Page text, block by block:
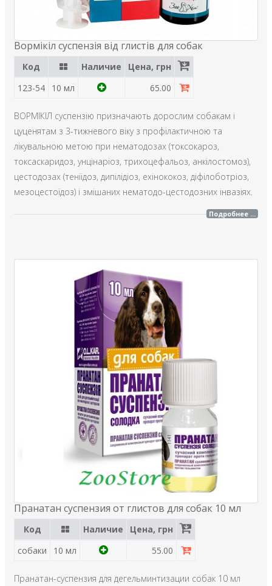
Вормікіл суспензія від глистів для собак
Код Наличие
Цена, грн
123-54
10 мл 65.00
ВОРМІКІЛ суспензію призначають дорослим собакам і
цуценятам з 3-тижневого віку з профілактичною та
лікувальною метою при нематодозах (токсокароз,
токсаскаридоз, унцінаріоз, трихоцефальоз, анкілостомоз),
цестодозах (теніїдоз, дипілідіоз, ехінококоз, діфілоботріоз,
мезоцестоїдоз) і змішаних нематодо-цестодозних інвазіях.
Подробнее ...
Пранатан суспензия от глистов для собак 10 мл
Код Наличие
Цена, грн
собаки
10 мл 55.00
Пранатан-суспензия для дегельминтизации собак 10 мл